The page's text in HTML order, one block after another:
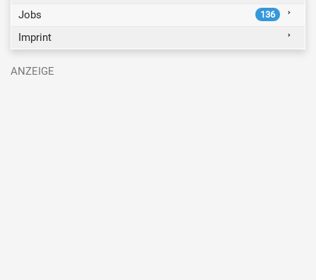
Jobs
136
Imprint